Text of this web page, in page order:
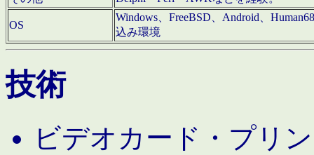
OS
Windows、FreeBSD、Android、
込み環境
技術
ビデオカード・プリ